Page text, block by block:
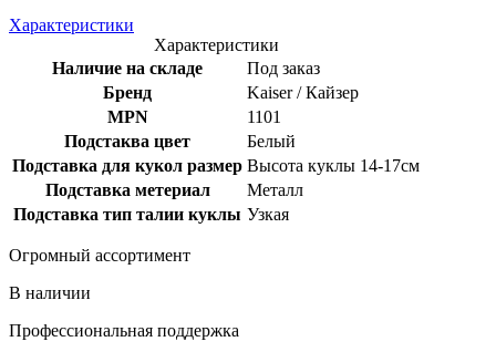
Характеристики
Характеристики
Наличие на складе
Под заказ
Бренд
Kaiser / Кайзер
MPN
1101
Подстаква цвет
Белый
Подставка для кукол размер Высота куклы 14-17см
Подставка метериал
Металл
Подставка тип талии куклы Узкая
Огромный ассортимент
В наличии
Профессиональная поддержка